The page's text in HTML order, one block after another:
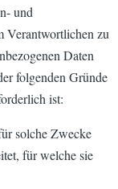
und
Verantwortlichen zu
Daten
folgenden Gründe
ist:
solche Zwecke
für welche sie